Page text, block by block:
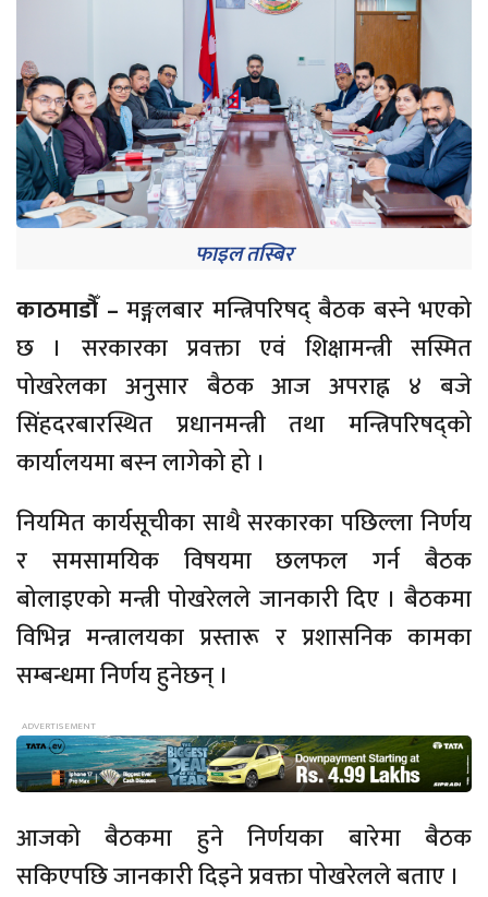
फाइल तस्बिर
काठमाडौँ – मङ्गलबार मन्त्रिपरिषद् बैठक बस्ने भएको
छ । सरकारका प्रवक्ता एवं शिक्षामन्त्री सस्मित
पोखरेलका अनुसार बैठक आज अपराह्न ४ बजे
सिंहदरबारस्थित प्रधानमन्त्री तथा मन्त्रिपरिषद्को
कार्यालयमा बस्न लागेको हो ।
नियमित कार्यसूचीका साथै सरकारका पछिल्ला निर्णय
र समसामयिक विषयमा छलफल गर्न बैठक
बोलाइएको मन्त्री पोखरेलले जानकारी दिए । बैठकमा
विभिन्न मन्त्रालयका प्रस्तारू र प्रशासनिक कामका
सम्बन्धमा निर्णय हुनेछन् ।
आजको बैठकमा हुने निर्णयका बारेमा बैठक
सकिएपछि जानकारी दिइने प्रवक्ता पोखरेलले बताए ।